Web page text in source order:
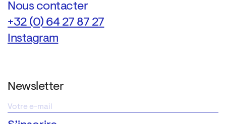
Nous contacter
+32 (0) 64 27 87 27
Instagram
Newsletter